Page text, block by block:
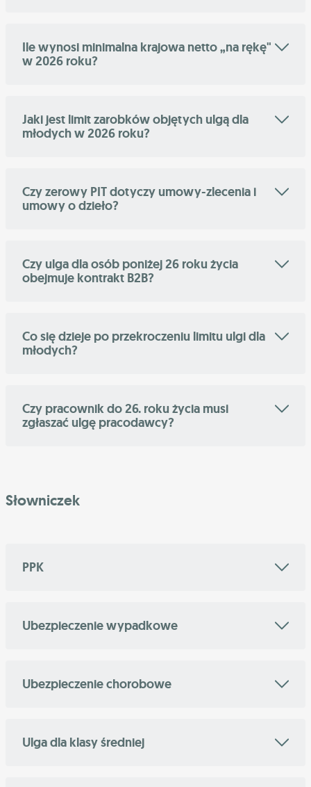
Ile wynosi minimalna krajowa netto „na rękę"
w 2026 roku?
Jaki jest limit zarobków objętych ulgą dla
młodych w 2026 roku?
Czy zerowy PIT dotyczy umowy-zlecenia i
umowy o dzieło?
Czy ulga dla osób poniżej 26 roku życia
obejmuje kontrakt B2B?
Co się dzieje po przekroczeniu limitu ulgi dla
młodych?
Czy pracownik do 26. roku życia musi
zgłaszać ulgę pracodawcy?
Słowniczek
PPK
Ubezpieczenie wypadkowe
Ubezpieczenie chorobowe
Ulga dla klasy średniej